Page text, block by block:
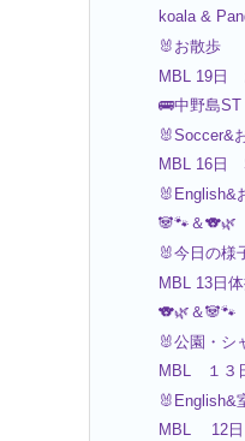
koala &
🐰お散歩
MBL 19日
🚌中野島ST
🐰Soccer&
MBL 16日
🐰English&
🐼🐾＆🐨🌿
🐰今日の様
MBL 13日
🐨🌿＆🐼🐾
🐰公園・シ
MBL １３
🐰English&
MBL 12